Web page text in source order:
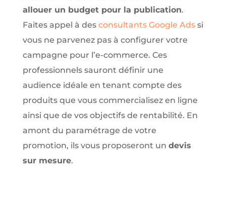
allouer un budget pour la publication.
Faites appel à des consultants Google Adssi
vous ne parvenez pas à configurer votre
campagne pour l’e-commerce. Ces
professionnels sauront définir une
audience idéale en tenant compte des
produits que vous commercialisez en ligne
ainsi que de vos objectifs de rentabilité. En
amont du paramétrage de votre
promotion, ils vous proposeront un devis
sur mesure.